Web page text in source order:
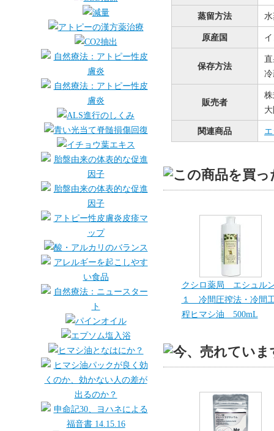
蒸留方法
原産国
保存方法
販売者
関連商品
クシロ薬局 エシュル
１ 冷間圧搾法・冷間
程ヒマシ油 500mL